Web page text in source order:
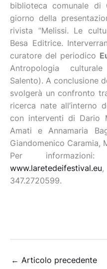
biblioteca comunale di
giorno della
rivista ”Melissi. Le
Besa Editrice.
curatore del periodico
Antropologia
Salento). A conclusione
svolgerà un confronto
ricerca nate all’interno
con interventi di Dario
Amati e Annamaria
Giandomenico Caramia,
Per
www.laretedeifestival.eu
347.2720599.
← Articolo precedente